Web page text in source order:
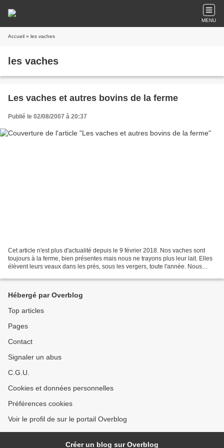
MENU
Accueil » les vaches
les vaches
Les vaches et autres bovins de la ferme
Publié le 02/08/2007 à 20:37
Cet article n'est plus d'actualité depuis le 9 février 2018. Nos vaches sont
toujours à la ferme, bien présentes mais nous ne trayons plus leur lait. Elles
élèvent leurs veaux dans les prés, sous les vergers, toute l'année. Nous
Hébergé par Overblog
Top articles
Pages
Contact
Signaler un abus
C.G.U.
Cookies et données personnelles
Préférences cookies
Voir le profil de sur le portail Overblog
Créer un blog sur Overblog